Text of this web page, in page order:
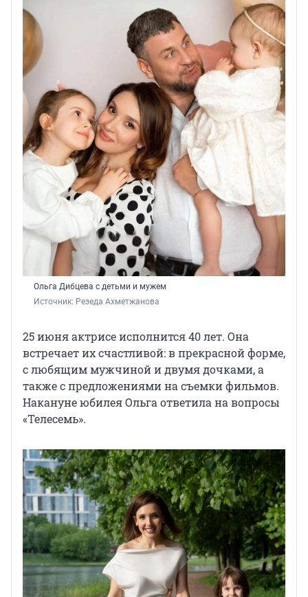
Ольга Дибцева с детьми и мужем
Источник: Резеда Ахметжанова
25 июня актрисе исполнится 40 лет. Она
встречает их счастливой: в прекрасной форме,
с любящим мужчиной и двумя дочками, а
также с предложениями на съемки фильмов.
Накануне юбилея Ольга ответила на вопросы
«Телесемь».